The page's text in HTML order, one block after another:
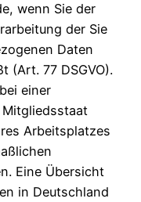
wenn Sie der
der Sie
Daten
(Art. 77 DSGVO).
einer
Arbeitsplatzes
Eine Übersicht
in Deutschland